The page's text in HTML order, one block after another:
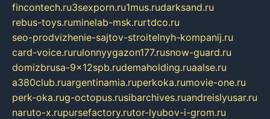
fincontech.ru3sexporn.ru1mus.rudarksand.ru
rebus-toys.ruminelab-msk.rurtdco.ru
seo-prodvizhenie-sajtov-stroitelnyh-kompanij.ru
card-voice.rurulonnyygazon177.rusnow-guard.ru
domizbrusa-9x12spb.rudemaholding.ruaalse.ru
a380club.ruargentinamia.ruperkoka.rumovie-one.ru
perk-oka.rug-octopus.rusibarchives.ruandreislyusar.ru
naruto-x.rupursefactory.rutor-lyubov-i-grom.ru